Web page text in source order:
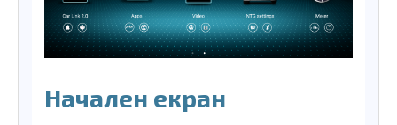
Начален екран